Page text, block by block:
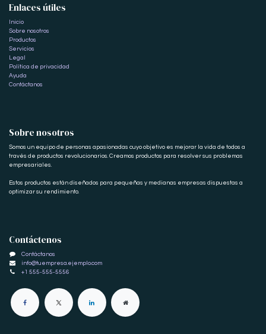
Enlaces útiles
Inicio
Sobre nosotros
Productos
Servicios
Legal
Política de privacidad
Ayuda
Contáctanos
Sobre nosotros
Somos un equipo de personas apasionadas cuyo objetivo es mejorar la vida de todos a
través de productos revolucionarios. Creamos productos para resolver sus problemas
empresariales.
Estos productos están diseñados para pequeñas y medianas empresas dispuestas a
optimizar su rendimiento.
Contáctenos
Contáctanos
info@tuempresa.ejemplo.com
+1 555-555-5556